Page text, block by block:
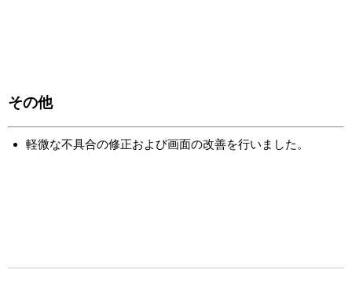
その他
軽微な不具合の修正および画面の改善を行いました。